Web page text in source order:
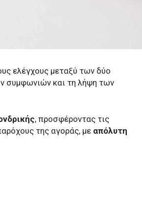
ελέγχους μεταξύ των δύο
συμφωνιών και τη λήψη των
, προσφέροντας τις
της αγοράς, με απόλυτη